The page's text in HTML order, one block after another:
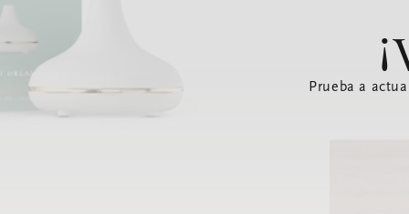
Prueba a